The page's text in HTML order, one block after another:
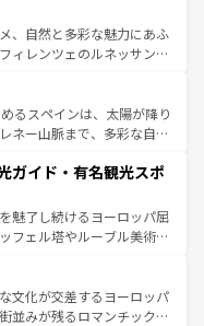
、自然と多彩な魅力にあふ
ィレンツェのルネッサンス
風景やアマルフィ海岸の絶
。観光の合間には、本場の
リア料理を堪能することも
られない旅をしてみよう！
るスペインは、太陽が降り
ネー山脈まで、多彩な自然
的なフラメンコ、熱気あふ
スが生活の一部となってい
た雰囲気や、バルセロナの
では古代ローマ遺跡や中世
が異なるスペインはその個
れる人を魅了する。 なお、新着のスペイン情報は コ
。
ガイド・有名観光スポ
魅了し続けるヨーロッパ屈
フェル塔やルーブル美術館
。華麗な宮殿、歴史的な大
かな自然が、訪れる者を心
は美食の国としても知ら
文化が交差するヨーロッパ
並みが残るロマンチック街